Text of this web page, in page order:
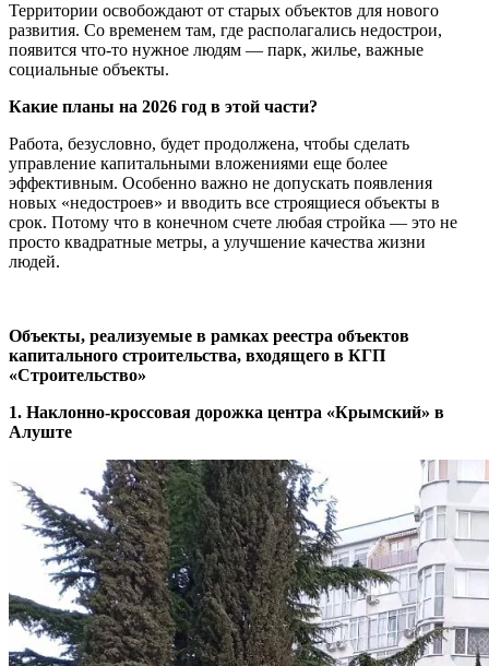
Территории освобождают от старых объектов для нового
развития. Со временем там, где располагались недострои,
появится что-то нужное людям — парк, жилье, важные
социальные объекты.
Какие планы на 2026 год в этой части?
Работа, безусловно, будет продолжена, чтобы сделать
управление капитальными вложениями еще более
эффективным. Особенно важно не допускать появления
новых «недостроев» и вводить все строящиеся объекты в
срок. Потому что в конечном счете любая стройка — это не
просто квадратные метры, а улучшение качества жизни
людей.
Объекты, реализуемые в рамках реестра объектов
капитального строительства, входящего в КГП
«Строительство»
1. Наклонно-кроссовая дорожка центра «Крымский» в
Алуште